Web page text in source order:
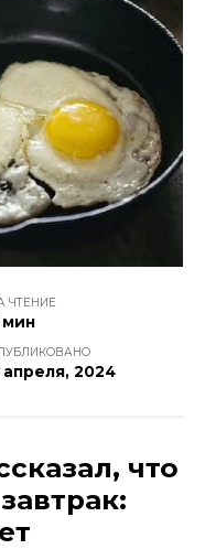
ЧТЕНИЕ
мин
апреля, 2024
что